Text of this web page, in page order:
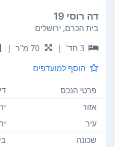
דה רוסי 19
בית הכרם, ירושלים
3 חד'
| 70 מ"ר |
הוסף למועדפים
פרטי הנכס
אזור
עיר
שכונה